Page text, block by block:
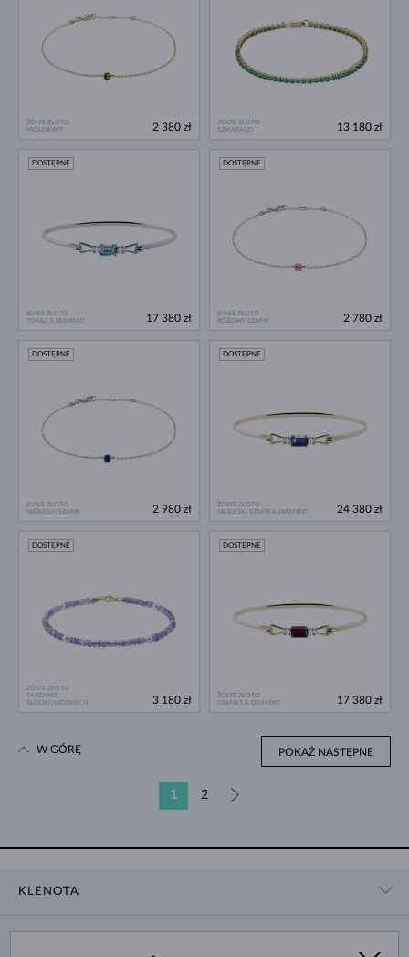
ŻÓŁTE ZŁOTO
MOŁDAWIT
2 380 zł
ŻÓŁTE ZŁOTO
SZMARAGD
13 180 zł
BIAŁE ZŁOTO
TOPAZ & DIAMENT
DOSTĘPNE
17 380 zł
BIAŁE ZŁOTO
RÓŻOWY SZAFIR
DOSTĘPNE
2 780 zł
BIAŁE ZŁOTO
NIEBIESKI SZAFIR
DOSTĘPNE
2 980 zł
ŻÓŁTE ZŁOTO
NIEBIESKI SZAFIR & DIAMENT
DOSTĘPNE
24 380 zł
ŻÓŁTE ZŁOTO
TANZANIT
SŁODKOWODNYCH
DOSTĘPNE
3 180 zł
ŻÓŁTE ZŁOTO
GRANAT & DIAMENT
DOSTĘPNE
17 380 zł
POKAŻ NASTĘPNE
1 2
W GÓRĘ
KLENOTA